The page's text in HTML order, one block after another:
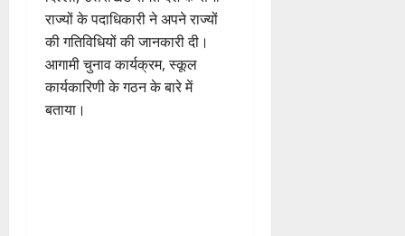
राज्यों के पदाधिकारी ने अपने राज्यों
की गतिविधियों की जानकारी दी।
आगामी चुनाव कार्यक्रम, स्कूल
कार्यकारिणी के गठन के बारे में
बताया।